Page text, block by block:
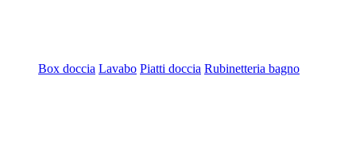
Box doccia Lavabo Piatti doccia Rubinetteria bagno